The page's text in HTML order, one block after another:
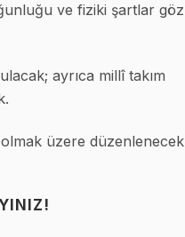
ve fiziki şartlar göz
ayrıca millî takım
üzere düzenlenecek